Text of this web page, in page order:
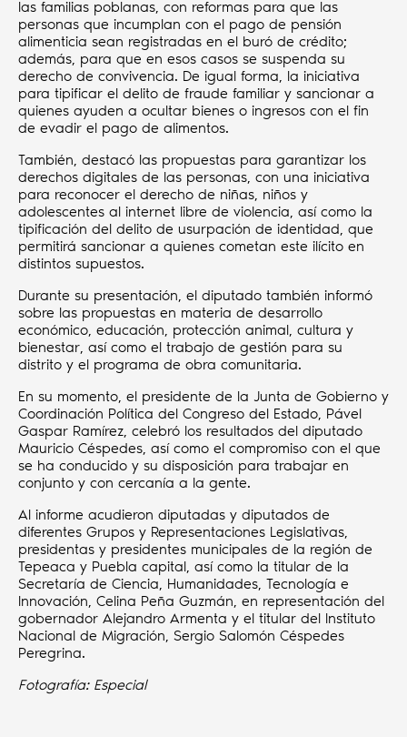
las familias poblanas, con reformas para que las
personas que incumplan con el pago de pensión
alimenticia sean registradas en el buró de crédito;
además, para que en esos casos se suspenda su
derecho de convivencia. De igual forma, la iniciativa
para tipificar el delito de fraude familiar y sancionar a
quienes ayuden a ocultar bienes o ingresos con el fin
de evadir el pago de alimentos.
También, destacó las propuestas para garantizar los
derechos digitales de las personas, con una iniciativa
para reconocer el derecho de niñas, niños y
adolescentes al internet libre de violencia, así como la
tipificación del delito de usurpación de identidad, que
permitirá sancionar a quienes cometan este ilícito en
distintos supuestos.
Durante su presentación, el diputado también informó
sobre las propuestas en materia de desarrollo
económico, educación, protección animal, cultura y
bienestar, así como el trabajo de gestión para su
distrito y el programa de obra comunitaria.
En su momento, el presidente de la Junta de Gobierno y
Coordinación Política del Congreso del Estado, Pável
Gaspar Ramírez, celebró los resultados del diputado
Mauricio Céspedes, así como el compromiso con el que
se ha conducido y su disposición para trabajar en
conjunto y con cercanía a la gente.
Al informe acudieron diputadas y diputados de
diferentes Grupos y Representaciones Legislativas,
presidentas y presidentes municipales de la región de
Tepeaca y Puebla capital, así como la titular de la
Secretaría de Ciencia, Humanidades, Tecnología e
Innovación, Celina Peña Guzmán, en representación del
gobernador Alejandro Armenta y el titular del Instituto
Nacional de Migración, Sergio Salomón Céspedes
Peregrina.
Fotografía: Especial